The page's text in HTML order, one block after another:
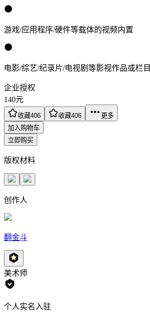
游戏/应用程序/硬件等载体的视频内置
电影/综艺/纪录片/电视剧等影视作品或栏目
企业授权
140元
收藏406 收藏406
更多
加入购物车
立即购买
版权材料
创作人
翻金斗
美术师
个人实名入驻